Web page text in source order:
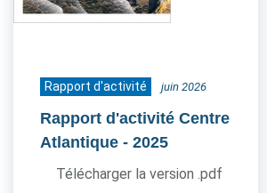
Rapport d'activité juin 2026
Rapport d'activité Centre
Atlantique - 2025
Télécharger la version .pdf